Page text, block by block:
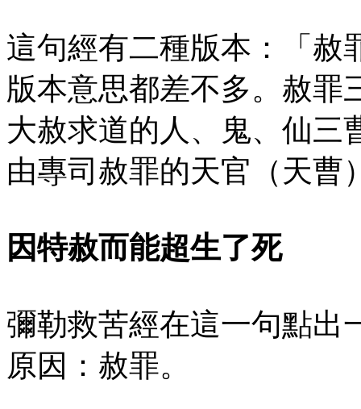
這句經有二種版本：「赦
版本意思都差不多。赦罪
大赦求道的人、鬼、仙三
由專司赦罪的天官（天曹
因特赦而能超生了死
彌勒救苦經在這一句點出
原因：赦罪。